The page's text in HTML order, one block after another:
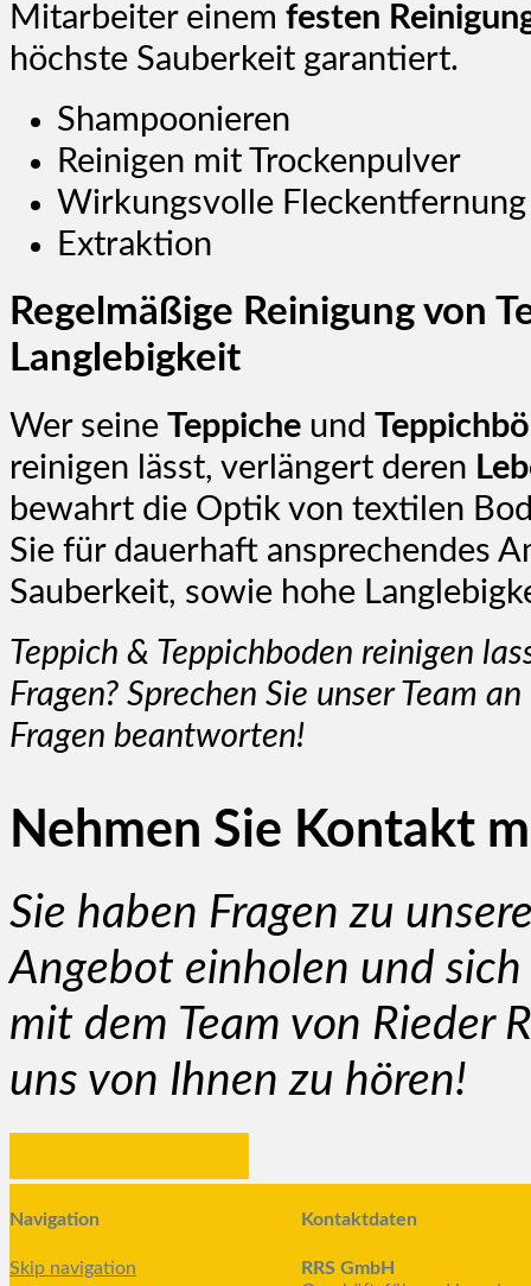
Mitarbeiter einemfesten
höchste Sauberkeit garantiert.
Shampoonieren
Reinigen mit Trockenpulver
Wirkungsvolle Fleckentfernung
Extraktion
Regelmäßige Reinigung von
Langlebigkeit
Wer seineTeppiche und
reinigen lässt, verlängert deren
bewahrt die Optik von textilen
Sie für dauerhaft ansprechendes
Sauberkeit, sowie hohe
Teppich & Teppichboden reinigen
Fragen? Sprechen Sie unser Team
Fragen beantworten!
Nehmen Sie Kontakt
Sie haben Fragen zu
Angebot einholen und sich
mit dem Team von Rieder
uns von Ihnen zu hören!
Navigation
Skip navigation
Kontaktdaten
RRS GmbH